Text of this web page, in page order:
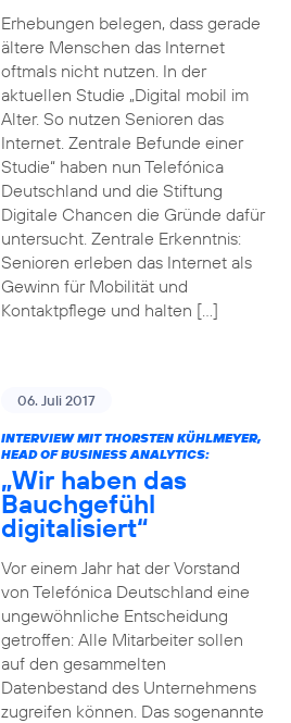
Erhebungen belegen, dass gerade
ältere Menschen das Internet
oftmals nicht nutzen. In der
aktuellen Studie „Digital mobil im
Alter. So nutzen Senioren das
Internet. Zentrale Befunde einer
Studie“ haben nun Telefónica
Deutschland und die Stiftung
Digitale Chancen die Gründe dafür
untersucht. Zentrale Erkenntnis:
Senioren erleben das Internet als
Gewinn für Mobilität und
Kontaktpflege und halten […]
06. Juli 2017
INTERVIEW MIT THORSTEN KÜHLMEYER,
HEAD OF BUSINESS ANALYTICS:
„Wir haben das
Bauchgefühl
digitalisiert“
Vor einem Jahr hat der Vorstand
von Telefónica Deutschland eine
ungewöhnliche Entscheidung
getroffen: Alle Mitarbeiter sollen
auf den gesammelten
Datenbestand des Unternehmens
zugreifen können. Das sogenannte